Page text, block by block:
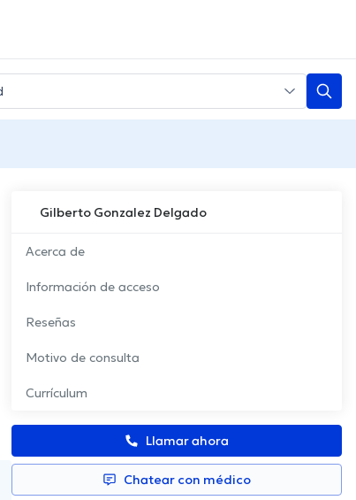
Gilberto Gonzalez Delgado
Acerca de
Información de acceso
Reseñas
Motivo de consulta
Currículum
Llamar ahora
Chatear con médico